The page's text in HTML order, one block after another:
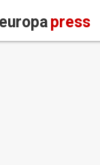
europapress